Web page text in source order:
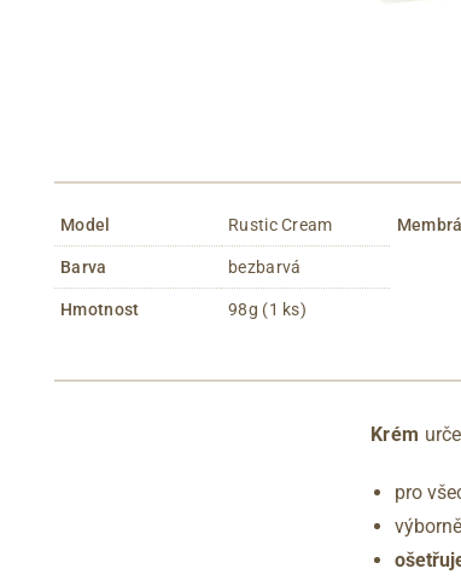
Model Rustic Cream
Barva bezbarvá
Hmotnost 98g (1 ks)
Krém
pro
výborně